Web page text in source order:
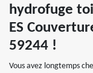
hydrofuge
ES
59244 !
Vous avez longtemps